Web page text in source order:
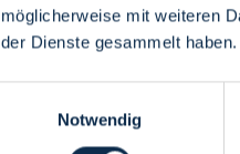
möglicherweise mit weiteren
der Dienste gesammelt haben.
Notwendig